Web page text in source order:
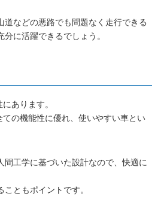
道などの悪路でも問題なく走行できる
に活躍できるでしょう。
あります。
の機能性に優れ、使いやすい車とい
間工学に基づいた設計なので、快適に
ともポイントです。